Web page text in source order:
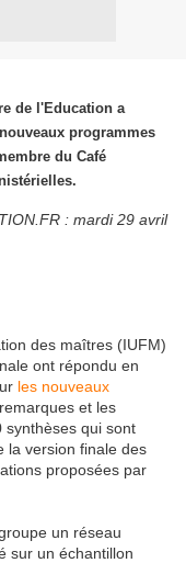
de l'Education a
programmes
du Café
: mardi 29 avril
des maîtres (IUFM)
ont répondu en
les nouveaux
et les
synthèses qui sont
la version finale des
proposées par
un réseau
sur un échantillon